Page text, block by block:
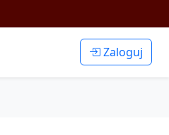
Zaloguj